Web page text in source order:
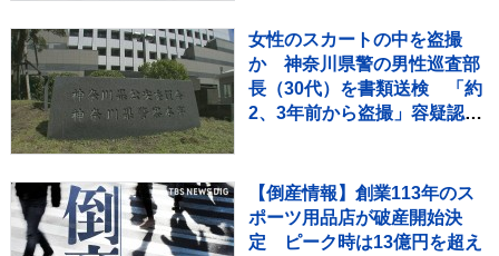
女性のスカートの中を盗撮
か 神奈川県警の男性巡査部
長（30代）を書類送検 「約
2、3年前から盗撮」容疑認め
【倒産情報】創業113年のス
ポーツ用品店が破産開始決
定 ピーク時は13億円を超え